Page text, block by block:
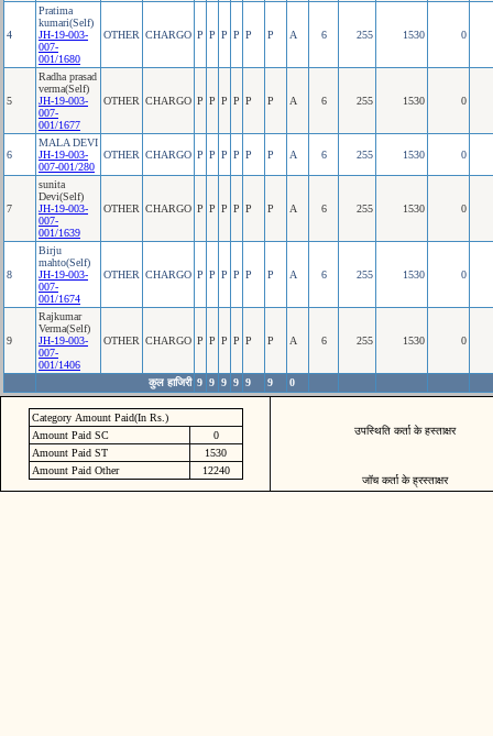
4
Pratima
kumari(Self)
JH-19-003-
007-
001/1680
OTHER CHARGO P P P P P P A 6 255 1530 0
5
Radha prasad
verma(Self)
JH-19-003-
007-
001/1677
OTHER CHARGO P P P P P P A 6 255 1530 0
6
MALA DEVI
JH-19-003-
007-001/280
OTHER CHARGO P P P P P P A 6 255 1530 0
7
sunita
Devi(Self)
JH-19-003-
007-
001/1639
OTHER CHARGO P P P P P P A 6 255 1530 0
8
Birju
mahto(Self)
JH-19-003-
007-
001/1674
OTHER CHARGO P P P P P P A 6 255 1530 0
9
Rajkumar
Verma(Self)
JH-19-003-
007-
001/1406
OTHER CHARGO P P P P P P A 6 255 1530 0
कुल हाजिरी 9 9 9 9 9 9 0
Category Amount Paid(In Rs.)
Amount Paid SC
0
Amount Paid ST
1530
Amount Paid Other
12240
उपस्थिति कर्ता के हस्ताक्षर
जॉच कर्ता के ह्रस्ताक्षर